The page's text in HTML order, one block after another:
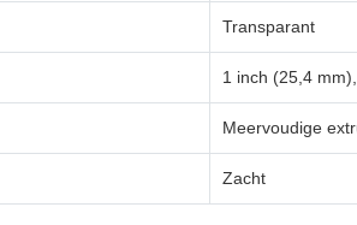
Transparant
1 inch (25,4
Meervoudige
Zacht